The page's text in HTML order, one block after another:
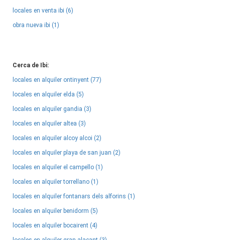
locales en venta ibi (6)
obra nueva ibi (1)
Cerca de Ibi:
locales en alquiler ontinyent (77)
locales en alquiler elda (5)
locales en alquiler gandia (3)
locales en alquiler altea (3)
locales en alquiler alcoy alcoi (2)
locales en alquiler playa de san juan (2)
locales en alquiler el campello (1)
locales en alquiler torrellano (1)
locales en alquiler fontanars dels alforins (1)
locales en alquiler benidorm (5)
locales en alquiler bocairent (4)